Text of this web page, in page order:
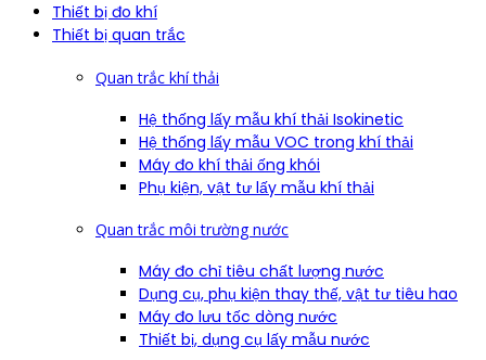
Thiết bị đo khí
Thiết bị quan trắc
Quan trắc khí thải
Hệ thống lấy mẫu khí thải Isokinetic
Hệ thống lấy mẫu VOC trong khí thải
Máy đo khí thải ống khói
Phụ kiện, vật tư lấy mẫu khí thải
Quan trắc môi trường nước
Máy đo chỉ tiêu chất lượng nước
Dụng cụ, phụ kiện thay thế, vật tư tiêu hao
Máy đo lưu tốc dòng nước
Thiết bị, dụng cụ lấy mẫu nước